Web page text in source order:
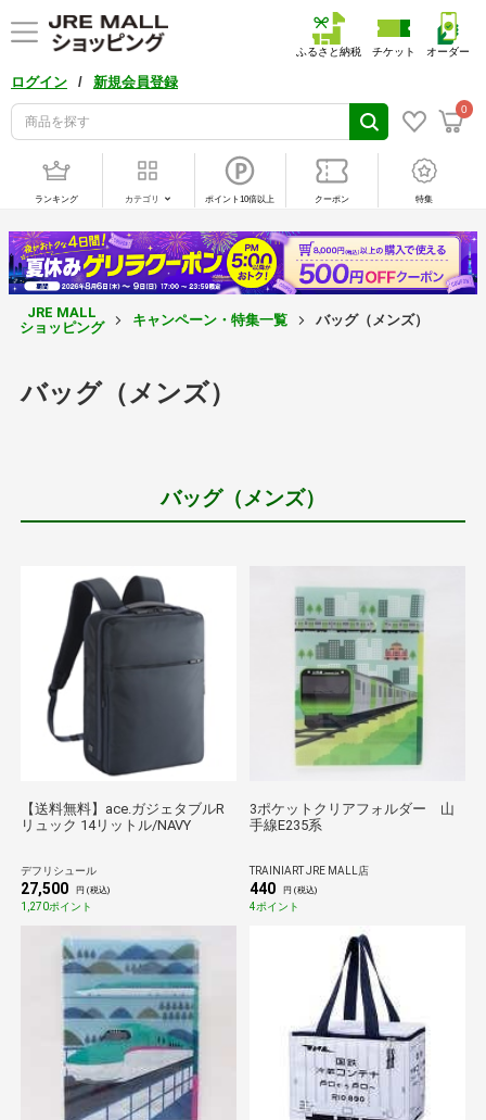
ログイン / 新規会員登録
0
ふるさと納税 チケット オーダー
ランキング カテゴリ ポイント10倍以上 クーポン 特集
JRE MALL
ショッピング
キャンペーン・特集一覧 バッグ（メンズ）
バッグ（メンズ）
バッグ（メンズ）
【送料無料】ace.ガジェタブルR
リュック 14リットル/NAVY
デフリシュール
27,500 円 (税込)
1,270ポイント
3ポケットクリアフォルダー 山
手線E235系
TRAINIART JRE MALL店
440 円 (税込)
4ポイント